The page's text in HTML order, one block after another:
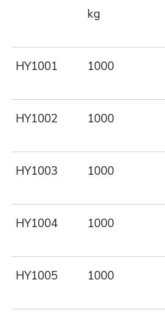
kg
HY1001 1000
HY1002 1000
HY1003 1000
HY1004 1000
HY1005 1000